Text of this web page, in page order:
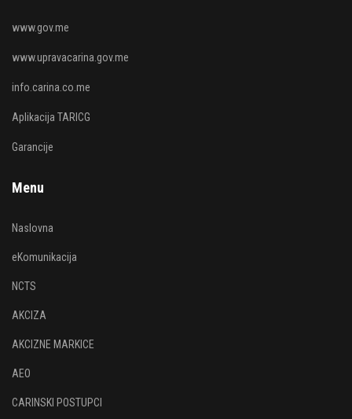
www.gov.me
www.upravacarina.gov.me
info.carina.co.me
Aplikacija TARICG
Garancije
Menu
Naslovna
eKomunikacija
NCTS
AKCIZA
AKCIZNE MARKICE
AEO
CARINSKI POSTUPCI